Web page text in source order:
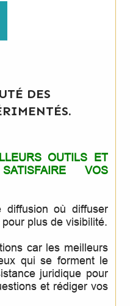
DES
OUTILS ET
VOS
où diffuser
plus de visibilité.
car les meilleurs
qui se forment le
juridique pour
et rédiger vos